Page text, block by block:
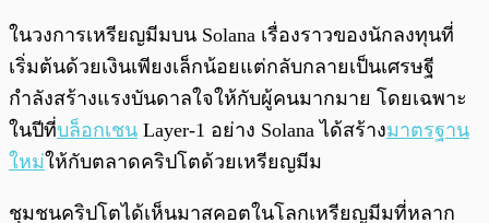
ในวงการเหรียญมีมบน Solana เรื่องราวของนักลงทุนที่
เริ่มต้นด้วยเงินเพียงเล็กน้อยแต่กลับกลายเป็นเศรษฐี
กำลังสร้างแรงบันดาลใจให้กับผู้คนมากมาย โดยเฉพาะ
ในปีที่บล็อกเชน Layer-1 อย่าง Solana ได้สร้างมาตรฐาน
ใหม่ให้กับตลาดคริปโตด้วยเหรียญมีม
ชุมชนคริปโตได้เห็นมาสคอตในโลกเหรียญมีมที่หลาก